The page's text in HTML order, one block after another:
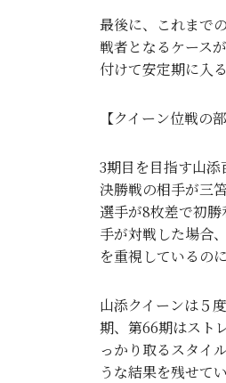
最後に、これまで
戦者となるケース
付けて安定期に入
【クイーン位戦の部
3期目を目指す山
決勝戦の相手が三
選手が8枚差で初
手が対戦した場合
を重視しているの
山添クイーンは５
期、第66期はスト
っかり取るスタイ
うな結果を残せて